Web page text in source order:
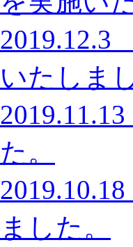
2019.12.3
いたしま
た。
ました。